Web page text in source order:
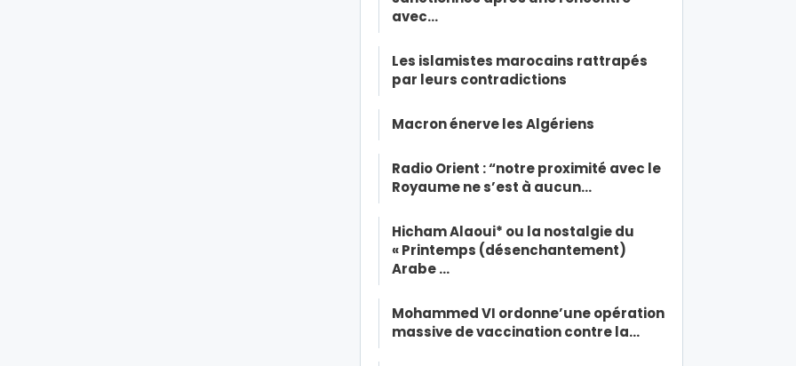
avec…
Les islamistes marocains rattrapés
par leurs contradictions
Macron énerve les Algériens
Radio Orient : “notre proximité avec le
Royaume ne s’est à aucun…
Hicham Alaoui* ou la nostalgie du
« Printemps (désenchantement)
Arabe …
Mohammed VI ordonne’une opération
massive de vaccination contre la…